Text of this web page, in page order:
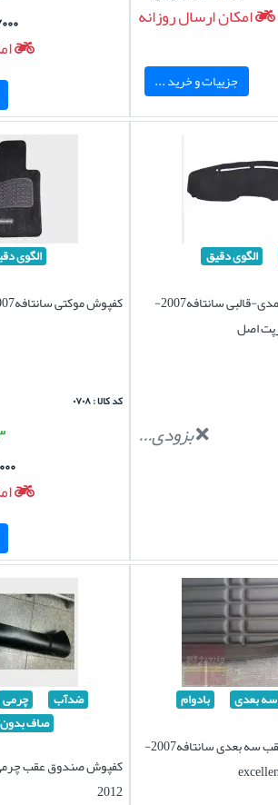
امکان ارسال روزانه
جزییات و خرید ...
الگوی دقیق
روکش داشبورد نمدی-قالبی سانتافه2007-
بزودی...
الگوی
کفپوش موکتی سانتافه2007-2012
کد کالا : ۰۷۰۸
۱۳+
سه بعدی بادوام
کفپوش صندوق عقب سه بعدی سانتافه2007-
ضدآب چرمی
صاف بدون
2012